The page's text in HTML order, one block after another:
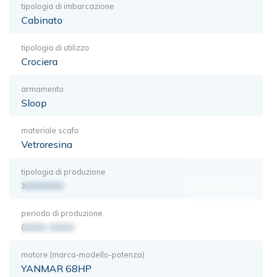
tipologia di imbarcazione
Cabinato
tipologia di utilizzo
Crociera
armamento
Sloop
materiale scafo
Vetroresina
tipologia di produzione
XXXXXXX
periodo di produzione
0000-0000
motore (marca-modello-potenza)
YANMAR 68HP